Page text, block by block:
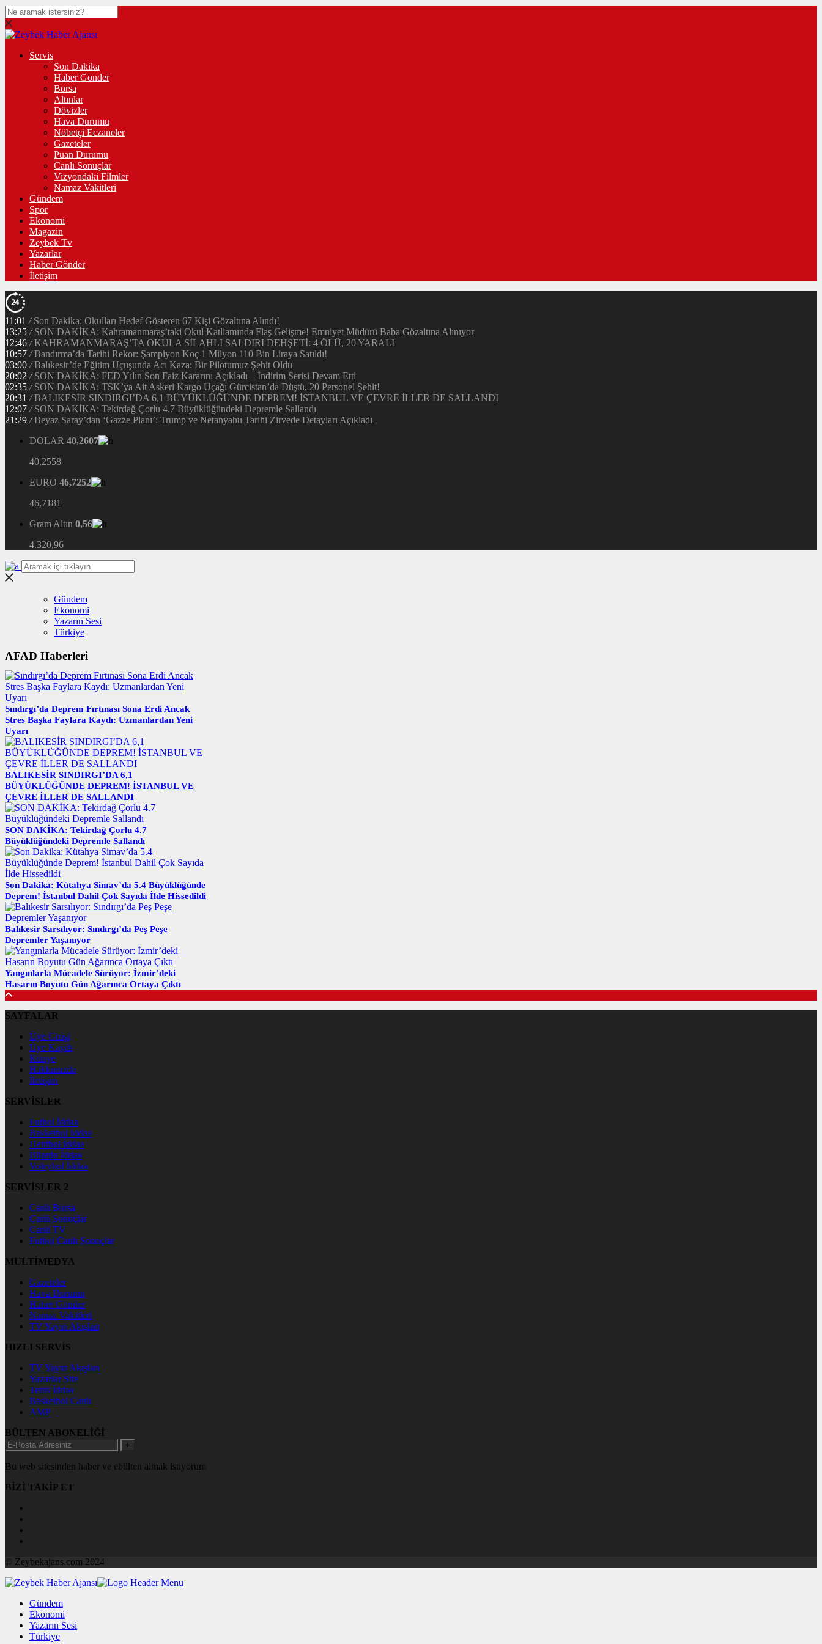
Servis
Son Dakika
Haber Gönder
Borsa
Altınlar
Dövizler
Hava Durumu
Nöbetçi Eczaneler
Gazeteler
Puan Durumu
Canlı Sonuçlar
Vizyondaki Filmler
Namaz Vakitleri
Gündem
Spor
Ekonomi
Magazin
Zeybek Tv
Yazarlar
Haber Gönder
İletişim
11:01 / Son Dakika: Okulları Hedef Gösteren 67 Kişi Gözaltına Alındı!
13:25 / SON DAKİKA: Kahramanmaraş’taki Okul Katliamında Flaş Gelişme! Emniyet Müdürü Baba Gözaltına Alınıyor
12:46 / KAHRAMANMARAŞ’TA OKULA SİLAHLI SALDIRI DEHŞETİ: 4 ÖLÜ, 20 YARALI
10:57 / Bandırma’da Tarihi Rekor: Şampiyon Koç 1 Milyon 110 Bin Liraya Satıldı!
03:00 / Balıkesir’de Eğitim Uçuşunda Acı Kaza: Bir Pilotumuz Şehit Oldu
20:02 / SON DAKİKA: FED Yılın Son Faiz Kararını Açıkladı – İndirim Serisi Devam Etti
02:35 / SON DAKİKA: TSK’ya Ait Askeri Kargo Uçağı Gürcistan’da Düştü, 20 Personel Şehit!
20:31 / BALIKESİR SINDIRGI’DA 6,1 BÜYÜKLÜĞÜNDE DEPREM! İSTANBUL VE ÇEVRE İLLER DE SALLANDI
12:07 / SON DAKİKA: Tekirdağ Çorlu 4.7 Büyüklüğündeki Depremle Sallandı
21:29 / Beyaz Saray’dan ‘Gazze Planı’: Trump ve Netanyahu Tarihi Zirvede Detayları Açıkladı
DOLAR 40,2607
40,2558
EURO 46,7252
46,7181
Gram Altın 0,56
4.320,96
Gündem
Ekonomi
Yazarın Sesi
Türkiye
AFAD Haberleri
Sındırgı’da Deprem Fırtınası Sona Erdi Ancak
Stres Başka Faylara Kaydı: Uzmanlardan Yeni
Uyarı
BALIKESİR SINDIRGI’DA 6,1
BÜYÜKLÜĞÜNDE DEPREM! İSTANBUL VE
ÇEVRE İLLER DE SALLANDI
SON DAKİKA: Tekirdağ Çorlu 4.7
Büyüklüğündeki Depremle Sallandı
Son Dakika: Kütahya Simav’da 5.4 Büyüklüğünde
Deprem! İstanbul Dahil Çok Sayıda İlde Hissedildi
Balıkesir Sarsılıyor: Sındırgı’da Peş Peşe
Depremler Yaşanıyor
Yangınlarla Mücadele Sürüyor: İzmir’deki
Hasarın Boyutu Gün Ağarınca Ortaya Çıktı
SAYFALAR
Üye Girişi
Üye Kaydı
Künye
Hakkımızda
İletişim
SERVİSLER
Futbol İddaa
Basketbol İddaa
Hentbol İddaa
Bilardo İddaa
Voleybol İddaa
SERVİSLER 2
Canlı Borsa
Canlı Sonuçlar
Canlı TV
Futbol Canlı Sonuçlar
MULTİMEDYA
Gazeteler
Hava Durumu
Haber Gönder
Namaz Vakitleri
TV Yayın Akışları
HIZLI SERVİS
TV Yayın Akışları
Yazarlar Site
Tenis İddaa
Basketbol Canlı
AMP
BÜLTEN ABONELİĞİ
+
Bu web sitesinden haber ve ebülten almak istiyorum
BİZİ TAKİP ET
© Zeybekajans.com 2024
Gündem
Ekonomi
Yazarın Sesi
Türkiye